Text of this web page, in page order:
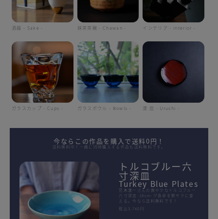
酒器 - Sake - 抹茶茶碗 - Chawan - インテリア - interior -
ガラスカップ - Cups - ガラスボウル - Bowls - 漆 皿 - Urushi -
今ならこの作品を購入で送料0円！
送料無料中！一緒に同時購入する作品も送料無料です。
トルコブルー六
寸深皿
Turkey Blue Plates
荒木漢一さんの爽やかなトルコブルー
六寸深皿-18cm-が食卓を鮮やかに変
える。今なら送料無料です！
税込3,740円